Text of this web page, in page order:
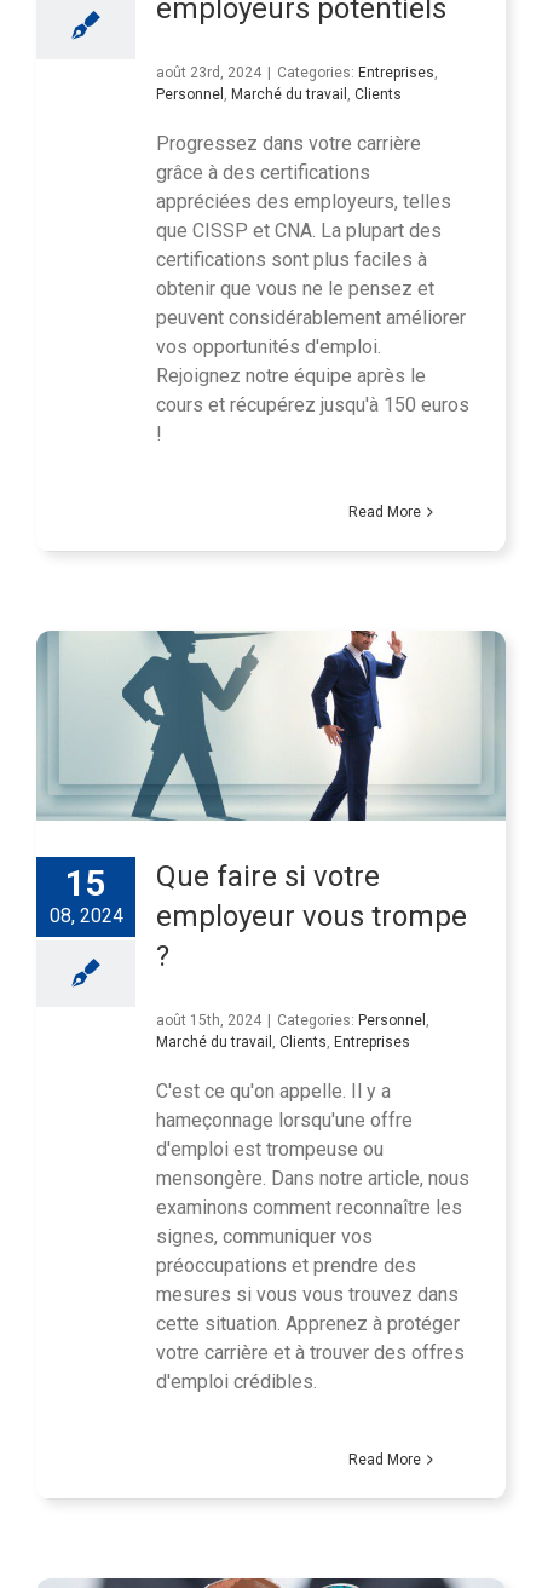
employeurs potentiels
août 23rd, 2024 | Categories: Entreprises
Personnel
Marché du travail Clients
Progressez dans votre carrière
grâce à des certifications
appréciées des employeurs, telles
que CISSP et CNA. La plupart des
certifications sont plus faciles à
obtenir que vous ne le pensez et
peuvent considérablement améliorer
vos opportunités d'emploi.
Rejoignez notre équipe après le
cours et récupérez jusqu'à 150 euros
!
Read More
15
08, 2024
Que faire si votre
employeur vous trompe
?
août 15th, 2024 | Categories: Personnel ,
Marché du travail , Clients, Entreprises
C'est ce qu'on appelle. Il y a
hameçonnage lorsqu'une offre
d'emploi est trompeuse ou
mensongère. Dans notre article, nous
examinons comment reconnaître les
signes, communiquer vos
préoccupations et prendre des
mesures si vous vous trouvez dans
cette situation. Apprenez à protéger
votre carrière et à trouver des offres
d'emploi crédibles.
Read More